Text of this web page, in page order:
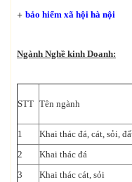
+ bảo hiểm xã hội hà nội
Ngành Nghề kinh Doanh:
STT Tên ngành
1
Khai thác đá, cát, sỏi,
2
Khai thác đá
3
Khai thác cát, sỏi